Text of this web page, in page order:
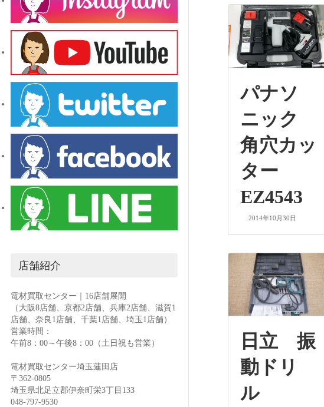
店舗紹介
電材買取センター｜16店舗展開
（大阪8店舗、京都2店舗、兵庫2店舗、滋賀1
店舗、奈良1店舗、千葉1店舗、埼玉1店舗）
営業時間：
午前8：00～午後8：00（土日祝も営業）
電材買取センター埼玉蓮田店
〒362-0805
埼玉県北足立郡伊奈町栄3丁目133
048-797-9530
パナソ
ニック
角穴カッ
ター
EZ4543
2014年10月30日
日立 振
動ドリ
ル